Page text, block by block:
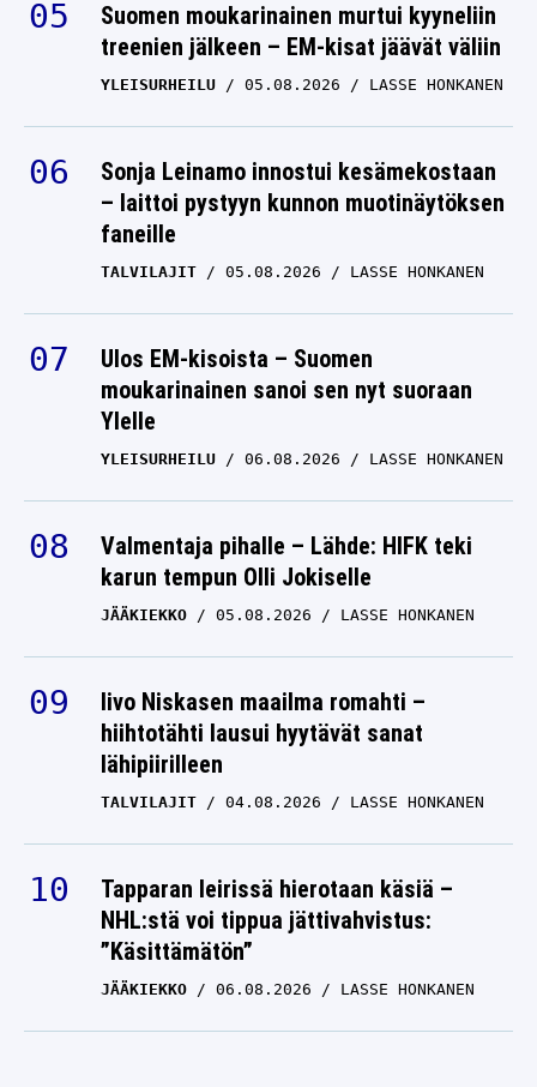
Suomen moukarinainen murtui kyyneliin
treenien jälkeen – EM-kisat jäävät väliin
YLEISURHEILU 05.08.2026 LASSE HONKANEN
Sonja Leinamo innostui kesämekostaan
– laittoi pystyyn kunnon muotinäytöksen
faneille
TALVILAJIT 05.08.2026 LASSE HONKANEN
Ulos EM-kisoista – Suomen
moukarinainen sanoi sen nyt suoraan
Ylelle
YLEISURHEILU 06.08.2026 LASSE HONKANEN
Valmentaja pihalle – Lähde: HIFK teki
karun tempun Olli Jokiselle
JÄÄKIEKKO 05.08.2026 LASSE HONKANEN
Iivo Niskasen maailma romahti –
hiihtotähti lausui hyytävät sanat
lähipiirilleen
TALVILAJIT 04.08.2026 LASSE HONKANEN
Tapparan leirissä hierotaan käsiä –
NHL:stä voi tippua jättivahvistus:
”Käsittämätön”
JÄÄKIEKKO 06.08.2026 LASSE HONKANEN